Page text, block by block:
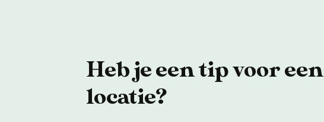
Heb je een tip voor een
locatie?